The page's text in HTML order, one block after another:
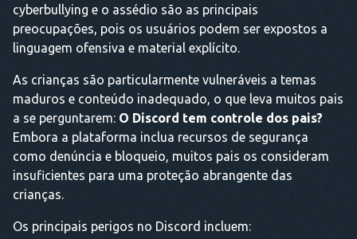
cyberbullying e o assédio são as principais
preocupações, pois os usuários podem ser expostos a
linguagem ofensiva e material explícito.
As crianças são particularmente vulneráveis a temas
maduros e conteúdo inadequado, o que leva muitos pais
a se perguntarem: O Discord tem controle dos pais?
Embora a plataforma inclua recursos de segurança
como denúncia e bloqueio, muitos pais os consideram
insuficientes para uma proteção abrangente das
crianças.
Os principais perigos no Discord incluem: